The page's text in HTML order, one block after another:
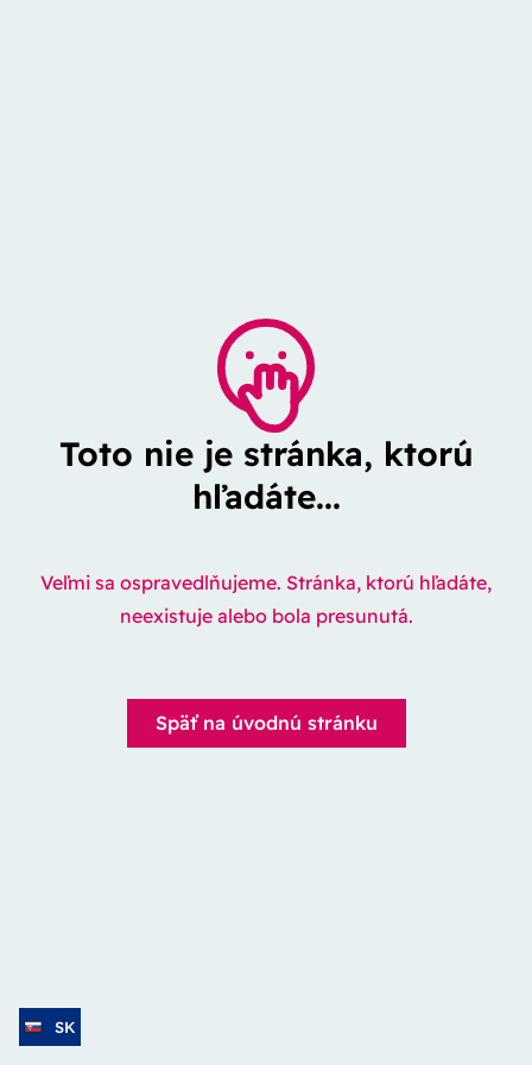
Toto nie je stránka, ktorú
hľadáte...
Veľmi sa ospravedlňujeme. Stránka, ktorú hľadáte,
neexistuje alebo bola presunutá.
Späť na úvodnú stránku
SK